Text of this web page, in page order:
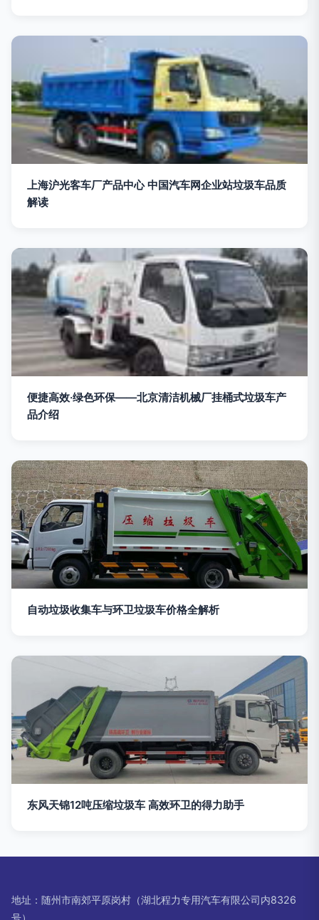
上海沪光客车厂产品中心 中国汽车网企业站垃圾车品质
解读
便捷高效·绿色环保——北京清洁机械厂挂桶式垃圾车产
品介绍
自动垃圾收集车与环卫垃圾车价格全解析
东风天锦12吨压缩垃圾车 高效环卫的得力助手
地址：随州市南郊平原岗村（湖北程力专用汽车有限公司内8326
号）